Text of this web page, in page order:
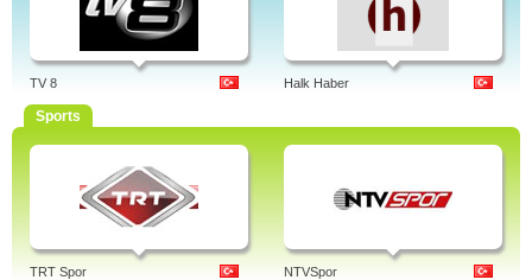
TV 8 Halk Haber
Sports
TRT Spor NTVSpor